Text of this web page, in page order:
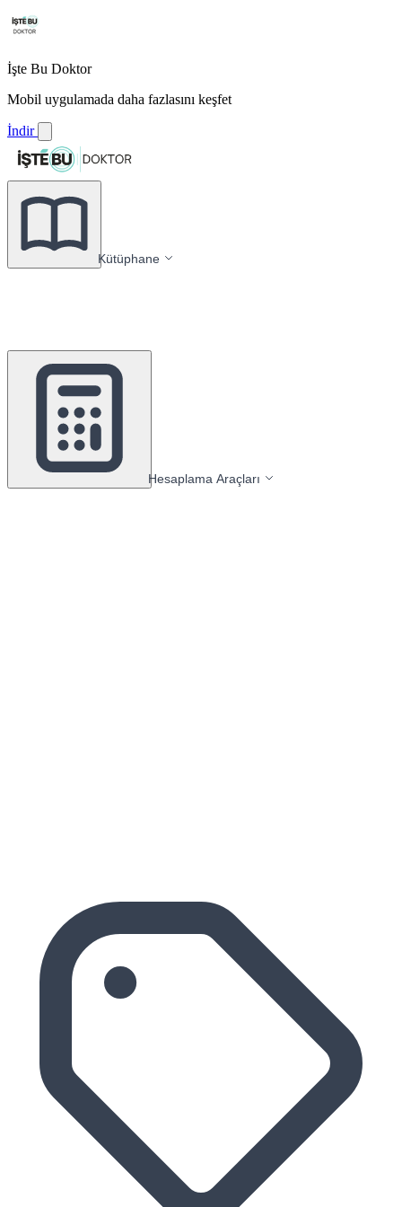
İşte Bu Doktor
Mobil uygulamada daha fazlasını keşfet
İndir
Kütüphane
Hesaplama Araçları